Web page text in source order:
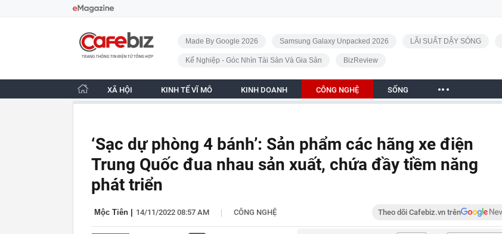
CafeBiz - Trang chủ
Made By Google 2026 Samsung Galaxy Unpacked 2026 LÃI SUẤT DẬY SÓNG
Kế Nghiệp - Góc Nhìn Tài Sản Và Gia Sản BizReview
XÃ HỘI KINH TẾ VĨ MÔ KINH DOANH CÔNG NGHỆ SỐNG
‘Sạc dự phòng 4 bánh’: Sản phẩm các hãng xe điện
Trung Quốc đua nhau sản xuất, chứa đầy tiềm năng
phát triển
Mộc Tiên 14/11/2022 08:57 AM | CÔNG NGHỆ Theo dõi Cafebiz.vn trên